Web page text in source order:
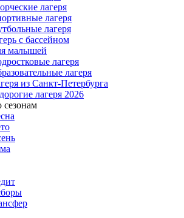
лагеря
лагеря
лагеря
с бассейном
малышей
лагеря
лагеря
из Санкт-Петербурга
лагеря 2026
сезонам